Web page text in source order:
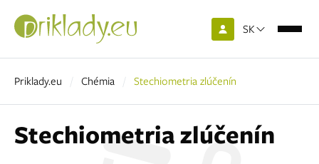
SK
Priklady.eu Chémia Stechiometria zlúčenín
Stechiometria zlúčenín